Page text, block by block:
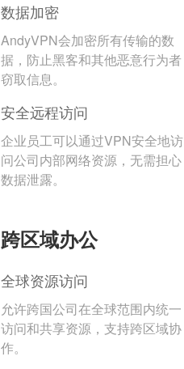
数据加密
AndyVPN会加密所有传输的数
据，防止黑客和其他恶意行为者
窃取信息。
安全远程访问
企业员工可以通过VPN安全地访
问公司内部网络资源，无需担心
数据泄露。
跨区域办公
全球资源访问
允许跨国公司在全球范围内统一
访问和共享资源，支持跨区域协
作。